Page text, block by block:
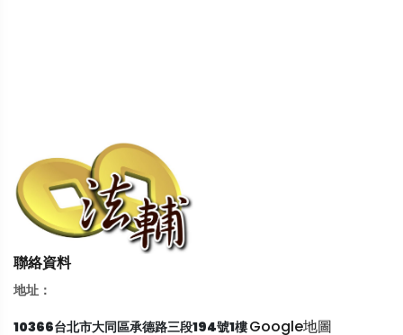
聯絡資料
地址：
10366台北市大同區承德路三段194號1樓Google地圖